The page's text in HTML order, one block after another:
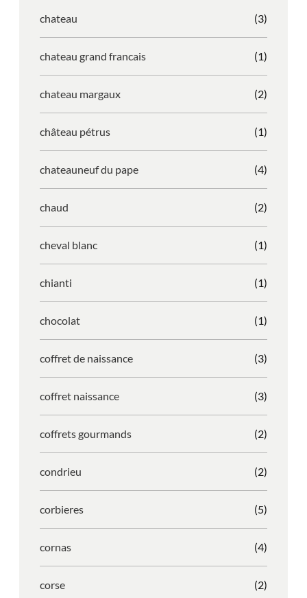
chateau (3)
chateau grand francais (1)
chateau margaux (2)
château pétrus (1)
chateauneuf du pape (4)
chaud (2)
cheval blanc (1)
chianti (1)
chocolat (1)
coffret de naissance (3)
coffret naissance (3)
coffrets gourmands (2)
condrieu (2)
corbieres (5)
cornas (4)
corse (2)